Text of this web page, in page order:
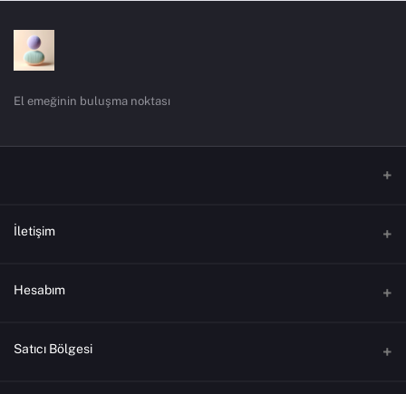
El emeğinin buluşma noktası
İletişim
Adres
Hesabım
Oturum aç
Satıcı Bölgesi